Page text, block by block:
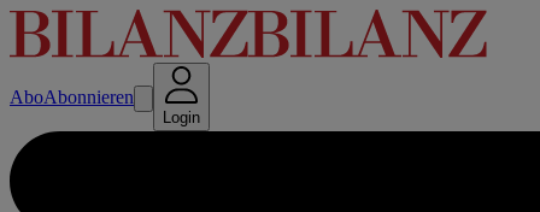
AboAbonnieren
Login